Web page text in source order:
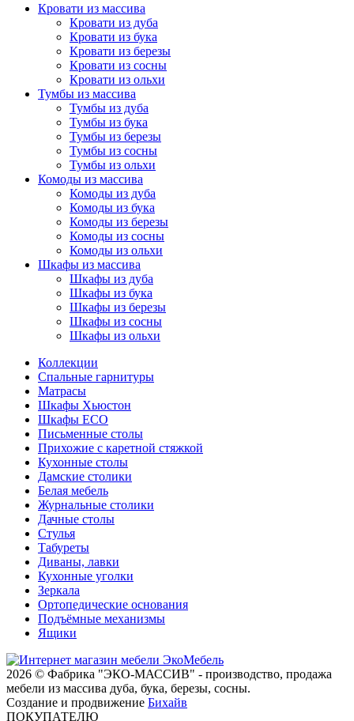
Кровати из массива
Кровати из дуба
Кровати из бука
Кровати из березы
Кровати из сосны
Кровати из ольхи
Тумбы из массива
Тумбы из дуба
Тумбы из бука
Тумбы из березы
Тумбы из сосны
Тумбы из ольхи
Комоды из массива
Комоды из дуба
Комоды из бука
Комоды из березы
Комоды из сосны
Комоды из ольхи
Шкафы из массива
Шкафы из дуба
Шкафы из бука
Шкафы из березы
Шкафы из сосны
Шкафы из ольхи
Коллекции
Спальные гарнитуры
Матрасы
Шкафы Хьюстон
Шкафы ECO
Письменные столы
Прихожие с каретной стяжкой
Кухонные столы
Дамские столики
Белая мебель
Журнальные столики
Дачные столы
Стулья
Табуреты
Диваны, лавки
Кухонные уголки
Зеркала
Ортопедические основания
Подъёмные механизмы
Ящики
2026 © Фабрика "ЭКО-МАССИВ" - производство, продажа
мебели из массива дуба, бука, березы, сосны.
Создание и продвижение Бихайв
ПОКУПАТЕЛЮ